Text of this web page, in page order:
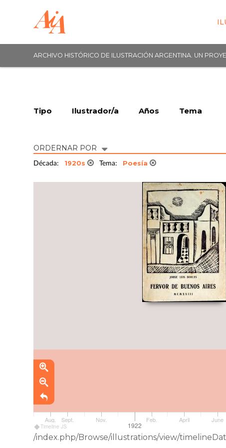
ARCHIVO HISTÓRICO DE ILUSTRACIÓN ARGENTINA. UN
Tipo Ilustrador/a Años Tema
ORDERNAR POR
Década: 1920s Tema: Poesía
Timeline JS 1922
Aug. Sept. Nov. Feb. April June
/index.php/Browse/illustrations/view/